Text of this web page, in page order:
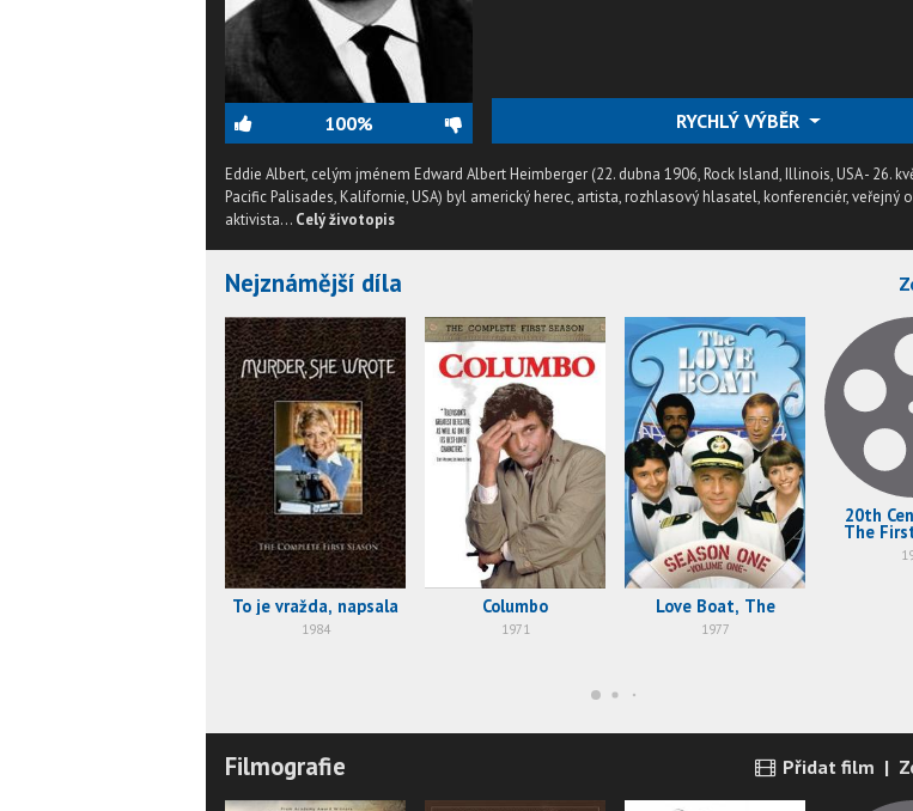
100% RYCHLÝ VÝBĚR
Eddie Albert, celým jménem Edward Albert Heimberger (22. dubna 1906, Rock Island, Illinois, USA - 26.
Pacific Palisades, Kalifornie, USA) byl americký herec, artista, rozhlasový hlasatel, konferenciér, veřejný
aktivista... Celý životopis
Nejznámější díla
To je vražda, napsala
1984
Columbo
1971
Love Boat, The
1977
20th
The
Filmografie Přidat film |